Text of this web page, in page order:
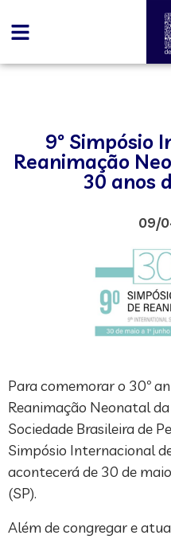
9º Simpósio
Reanimação
30 anos
09/
Para comemorar o 30º
Reanimação Neonatal da
Sociedade Brasileira de
Simpósio Internacional
acontecerá de 30 de
(SP).
Além de congregar e